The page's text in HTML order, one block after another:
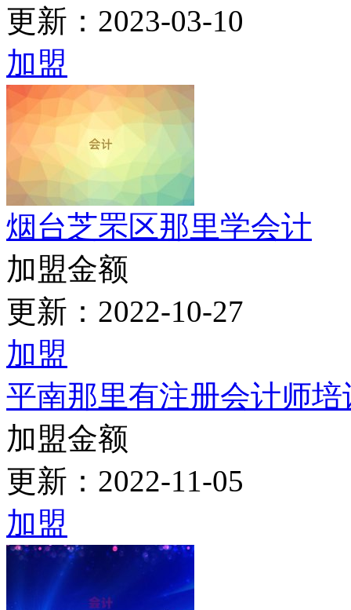
2026绵阳那里有cpa培训
网校标题：2020绵阳那
主力推荐
2026绵阳那里有cpa培训
加盟金额
更新：2023-03-10
加盟